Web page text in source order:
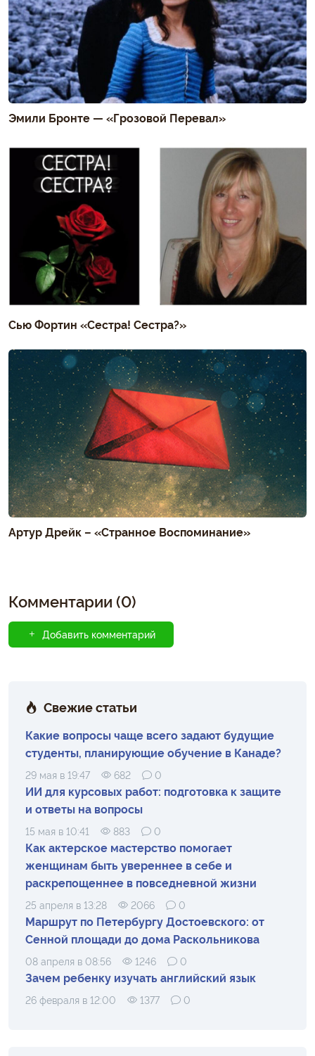
Эмили Бронте — «Грозовой Перевал»
Сью Фортин «Сестра! Сестра?»
Артур Дрейк – «Странное Воспоминание»
Комментарии (0)
Добавить комментарий
Свежие статьи
Какие вопросы чаще всего задают будущие
студенты, планирующие обучение в Канаде?
29 мая в 19:47 682 0
ИИ для курсовых работ: подготовка к защите
и ответы на вопросы
15 мая в 10:41 883 0
Как актерское мастерство помогает
женщинам быть увереннее в себе и
раскрепощеннее в повседневной жизни
25 апреля в 13:28 2066 0
Маршрут по Петербургу Достоевского: от
Сенной площади до дома Раскольникова
08 апреля в 08:56 1246 0
Зачем ребенку изучать английский язык
26 февраля в 12:00 1377 0